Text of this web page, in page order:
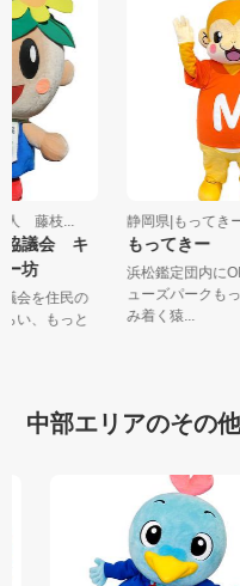
人 藤枝...
協議会 キ
ー坊
議会を住民の
らい、もっと
静岡県|もって
もってきー
浜松鑑定団内に
ューズパークも
み着く猿...
中部エリアのその